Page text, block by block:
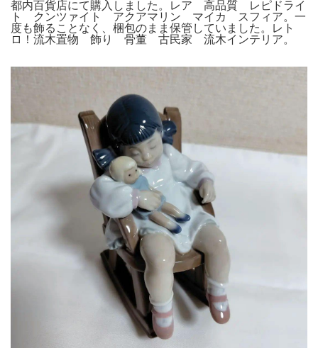
都内百貨店にて購入しました。レア 高品質 レピドライ
ト クンツァイト アクアマリン マイカ スフィア。一
度も飾ることなく、梱包のまま保管していました。レト
ロ！流木置物 飾り 骨董 古民家 流木インテリア。